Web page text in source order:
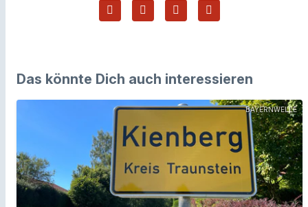
Das könnte Dich auch interessieren
BAYERNWELLE